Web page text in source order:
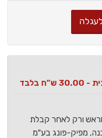
בלבד
ורק לאחר קבלת
מפיק-פונג בע"מ